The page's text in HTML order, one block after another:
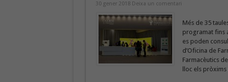
30 gener 2018 Deixa un comentari
Més de 35
programat fins
es poden
d’Oficina de
Farmacèutics
lloc els